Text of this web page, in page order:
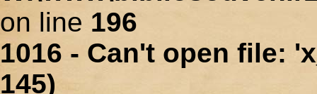
on line 196
1016 - Can't open file:
145)